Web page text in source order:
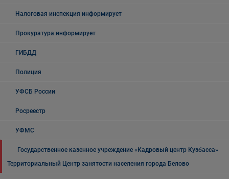
Налоговая инспекция информирует
Прокуратура информирует
ГИБДД
Полиция
УФСБ России
Росреестр
УФМС
Государственное казенное учреждение «Кадровый центр Кузбасса»
Территориальный Центр занятости населения города Белово